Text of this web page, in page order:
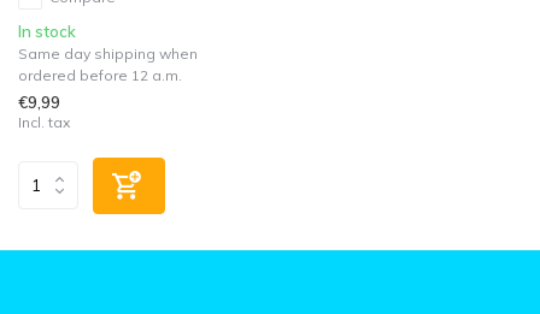
In stock
Same day shipping when
ordered before 12 a.m.
€9,99
Incl. tax